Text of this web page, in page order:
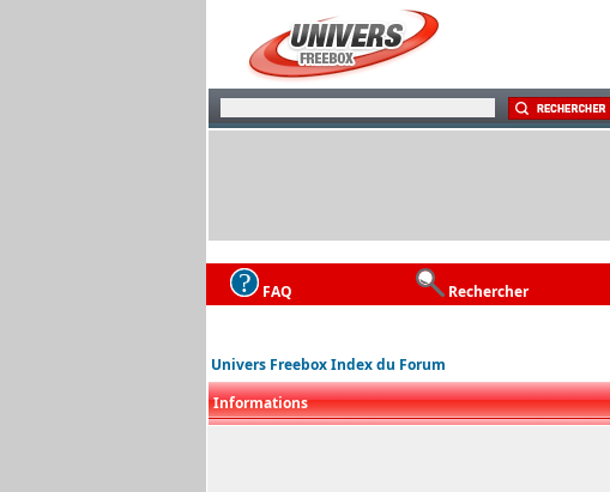
FAQ Rechercher
Univers Freebox Index du Forum
Informations